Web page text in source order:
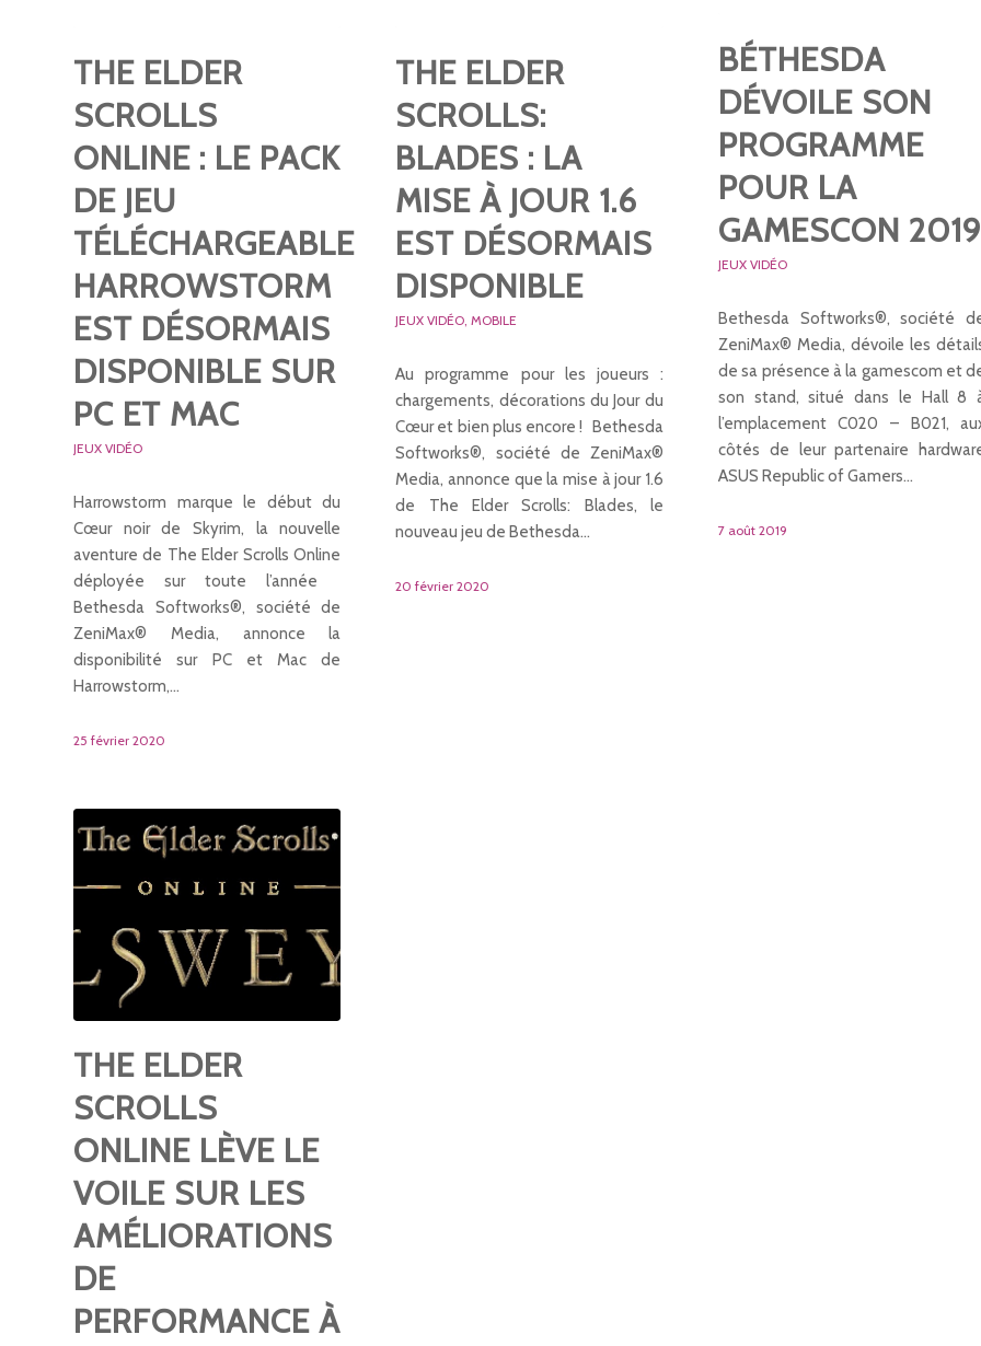
THE ELDER
SCROLLS
ONLINE : LE PACK
DE JEU
TÉLÉCHARGEABLE
HARROWSTORM
EST DÉSORMAIS
DISPONIBLE SUR
PC ET MAC
JEUX VIDÉO
Harrowstorm marque le début du
Cœur noir de Skyrim, la nouvelle
aventure de The Elder Scrolls Online
déployée sur toute l’année
Bethesda Softworks®, société de
ZeniMax® Media, annonce la
disponibilité sur PC et Mac de
Harrowstorm,…
25 février 2020
THE ELDER
SCROLLS:
BLADES : LA
MISE À JOUR 1.6
EST DÉSORMAIS
DISPONIBLE
JEUX VIDÉO ,MOBILE
Au programme pour les joueurs :
chargements, décorations du Jour du
Cœur et bien plus encore ! Bethesda
Softworks®, société de ZeniMax®
Media, annonce que la mise à jour 1.6
de The Elder Scrolls: Blades, le
nouveau jeu de Bethesda…
20 février 2020
BÉTHESDA
DÉVOILE SON
PROGRAMME
POUR LA
GAMESCON 2019
JEUX VIDÉO
Bethesda Softworks®, société
ZeniMax® Media, dévoile les
de sa présence à la gamescom et
son stand, situé dans le Hall 8
l’emplacement C020 – B021,
côtés de leur partenaire
ASUS Republic of Gamers…
7 août 2019
THE ELDER
SCROLLS
ONLINE LÈVE LE
VOILE SUR LES
AMÉLIORATIONS
DE
PERFORMANCE À